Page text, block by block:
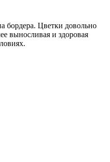
бордера. Цветки довольно
выносливая и здоровая